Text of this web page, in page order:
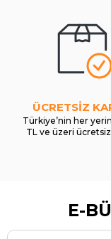
ÜCRETSİZ
Türkiye’nin her
TL ve üzeri
E-